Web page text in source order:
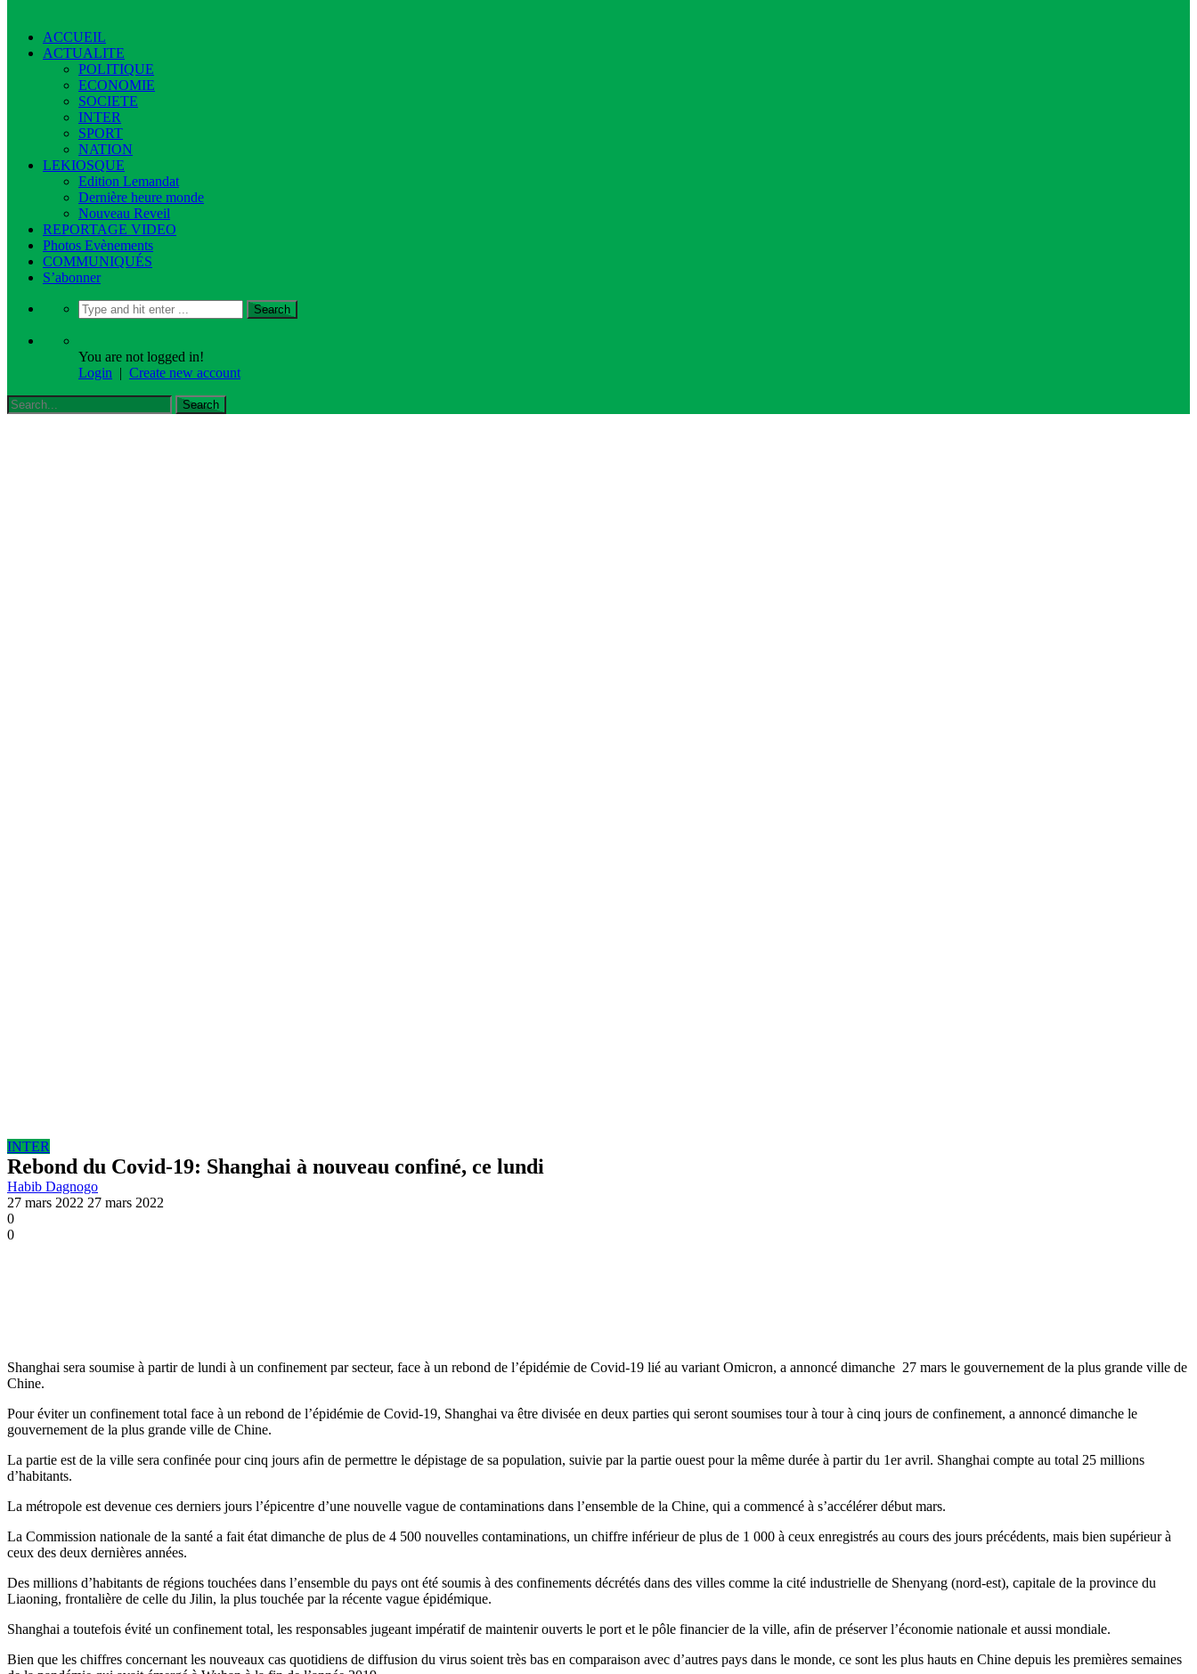
ACCUEIL
ACTUALITE
POLITIQUE
ECONOMIE
SOCIETE
INTER
SPORT
NATION
LEKIOSQUE
Edition Lemandat
Dernière heure monde
Nouveau Reveil
REPORTAGE VIDEO
Photos Evènements
COMMUNIQUÉS
S’abonner
You are not logged in!
Login | Create new account
INTER
Rebond du Covid-19: Shanghai à nouveau confiné, ce lundi
Habib Dagnogo
27 mars 2022 27 mars 2022
0
0
Shanghai sera soumise à partir de lundi à un confinement par secteur, face à un rebond de l’épidémie de Covid-19 lié au variant Omicron, a annoncé dimanche 27 mars le gouvernement de la plus grande ville de
Chine.
Pour éviter un confinement total face à un rebond de l’épidémie de Covid-19, Shanghai va être divisée en deux parties qui seront soumises tour à tour à cinq jours de confinement, a annoncé dimanche le
gouvernement de la plus grande ville de Chine.
La partie est de la ville sera confinée pour cinq jours afin de permettre le dépistage de sa population, suivie par la partie ouest pour la même durée à partir du 1er avril. Shanghai compte au total 25 millions
d’habitants.
La métropole est devenue ces derniers jours l’épicentre d’une nouvelle vague de contaminations dans l’ensemble de la Chine, qui a commencé à s’accélérer début mars.
La Commission nationale de la santé a fait état dimanche de plus de 4 500 nouvelles contaminations, un chiffre inférieur de plus de 1 000 à ceux enregistrés au cours des jours précédents, mais bien supérieur à
ceux des deux dernières années.
Des millions d’habitants de régions touchées dans l’ensemble du pays ont été soumis à des confinements décrétés dans des villes comme la cité industrielle de Shenyang (nord-est), capitale de la province du
Liaoning, frontalière de celle du Jilin, la plus touchée par la récente vague épidémique.
Shanghai a toutefois évité un confinement total, les responsables jugeant impératif de maintenir ouverts le port et le pôle financier de la ville, afin de préserver l’économie nationale et aussi mondiale.
Bien que les chiffres concernant les nouveaux cas quotidiens de diffusion du virus soient très bas en comparaison avec d’autres pays dans le monde, ce sont les plus hauts en Chine depuis les premières semaines